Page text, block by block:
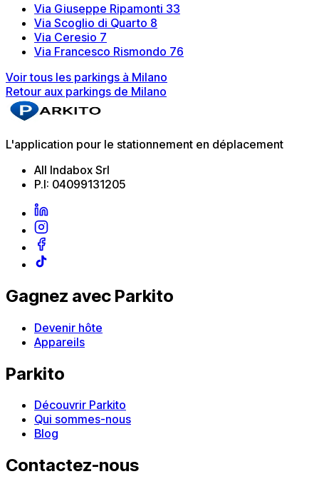
Via Giuseppe Ripamonti 33
Via Scoglio di Quarto 8
Via Ceresio 7
Via Francesco Rismondo 76
Voir tous les parkings à Milano
Retour aux parkings de Milano
L'application pour le stationnement en déplacement
All Indabox Srl
P.I: 04099131205
Gagnez avec Parkito
Devenir hôte
Appareils
Parkito
Découvrir Parkito
Qui sommes-nous
Blog
Contactez-nous